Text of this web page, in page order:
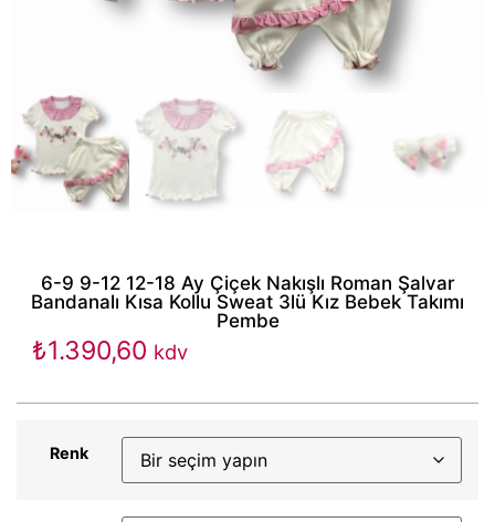
6-9 9-12 12-18 Ay Çiçek Nakışlı Roman Şalvar
Bandanalı Kısa Kollu Sweat 3lü Kız Bebek Takımı
Pembe
₺1.390,60 kdv
Renk